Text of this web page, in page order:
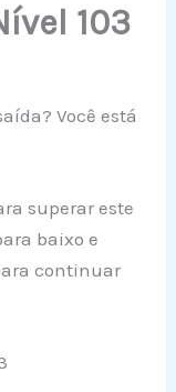
103
Você está
superar este
baixo e
continuar